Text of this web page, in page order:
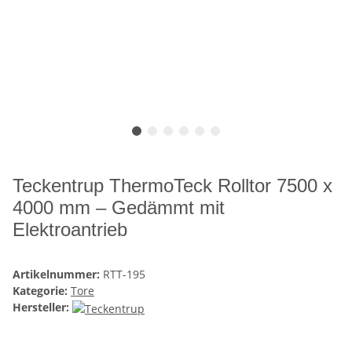
Teckentrup ThermoTeck Rolltor 7500 x
4000 mm – Gedämmt mit
Elektroantrieb
Artikelnummer: RTT-195
Kategorie: Tore
Hersteller: